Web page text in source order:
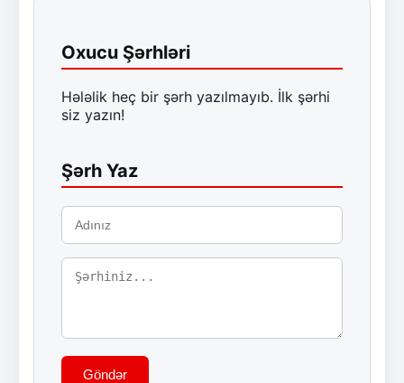
Oxucu Şərhləri
Hələlik heç bir şərh yazılmayıb. İlk şərhi
siz yazın!
Şərh Yaz
Göndər